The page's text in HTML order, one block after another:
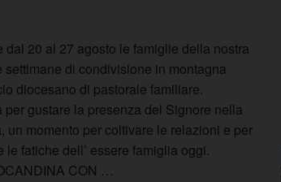
dal 20 al 27 agosto le famiglie della nostra
settimane di condivisione in montagna
diocesano di pastorale familiare.
per gustare la presenza del Signore nella
un momento per coltivare le relazioni e per
fatiche dell’ essere famiglia oggi.
CON …